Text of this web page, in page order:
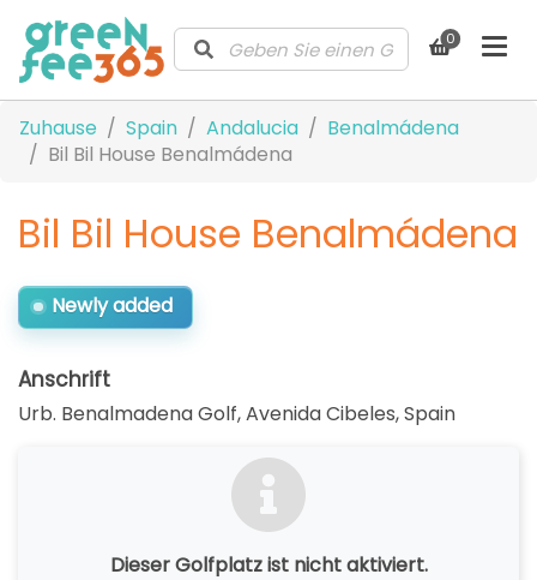
0
Zuhause Spain Andalucia
Benalmádena
Bil Bil House Benalmádena
Bil Bil House Benalmádena
Newly added
Anschrift
Urb. Benalmadena Golf, Avenida Cibeles,Spain
Dieser Golfplatz ist nicht aktiviert.